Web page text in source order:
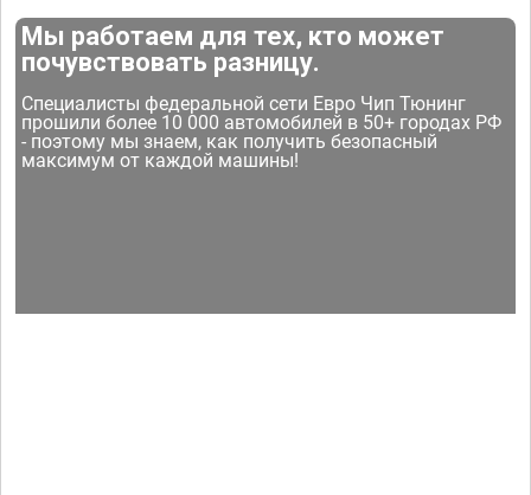
Мы работаем для тех, кто может
почувствовать разницу.
Специалисты федеральной сети Евро Чип Тюнинг
прошили более 10 000 автомобилей в 50+ городах РФ
- поэтому мы знаем, как получить безопасный
максимум от каждой машины!